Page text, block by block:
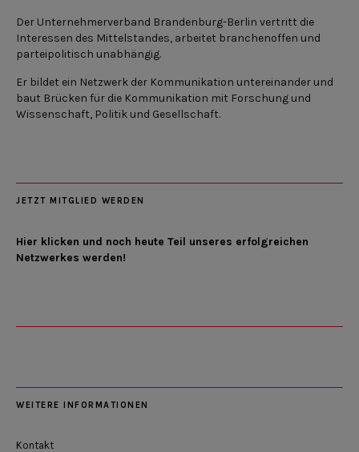
Der Unternehmerverband Brandenburg-Berlin vertritt die
Interessen des Mittelstandes, arbeitet branchenoffen und
parteipolitisch unabhängig.
Er bildet ein Netzwerk der Kommunikation untereinander und
baut Brücken für die Kommunikation mit Forschung und
Wissenschaft, Politik und Gesellschaft.
JETZT MITGLIED WERDEN
Hier klicken und noch heute Teil unseres erfolgreichen
Netzwerkes werden!
WEITERE INFORMATIONEN
Kontakt